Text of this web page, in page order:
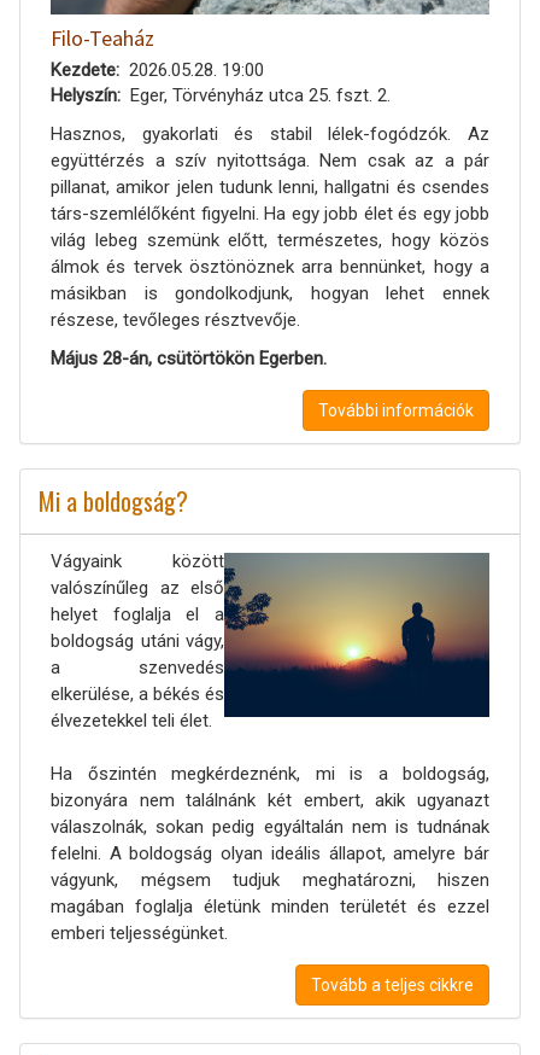
Filo-Teaház
Kezdete
2026.05.28. 19:00
Helyszín
Eger, Törvényház utca 25. fszt. 2.
Hasznos, gyakorlati és stabil lélek-fogódzók. Az
együttérzés a szív nyitottsága. Nem csak az a pár
pillanat, amikor jelen tudunk lenni, hallgatni és csendes
társ-szemlélőként figyelni. Ha egy jobb élet és egy jobb
világ lebeg szemünk előtt, természetes, hogy közös
álmok és tervek ösztönöznek arra bennünket, hogy a
másikban is gondolkodjunk, hogyan lehet ennek
részese, tevőleges résztvevője.
Május 28-án, csütörtökön Egerben.
További információk
Mi a boldogság?
Vágyaink között
valószínűleg az első
helyet foglalja el a
boldogság utáni vágy,
a szenvedés
elkerülése, a békés és
élvezetekkel teli élet.
Ha őszintén megkérdeznénk, mi is a boldogság,
bizonyára nem találnánk két embert, akik ugyanazt
válaszolnák, sokan pedig egyáltalán nem is tudnának
felelni. A boldogság olyan ideális állapot, amelyre bár
vágyunk, mégsem tudjuk meghatározni, hiszen
magában foglalja életünk minden területét és ezzel
emberi teljességünket.
Tovább a teljes cikkre